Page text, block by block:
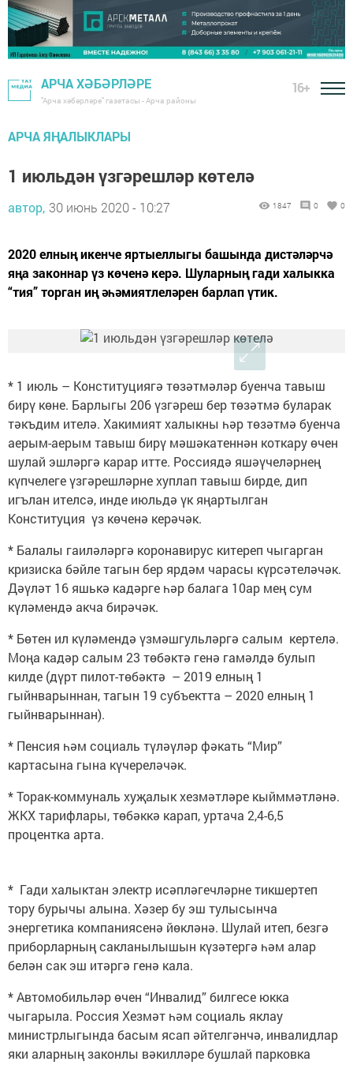
АРЧА ХӘБӘРЛӘРЕ
"Арча хәбәрләре" газетасы - Арча районы
16+
АРЧА ЯҢАЛЫКЛАРЫ
1 июльдән үзгәрешләр көтелә
автор, 30 июнь 2020 - 10:27 1847 0 0
2020 елның икенче яртыеллыгы башында дистәләрчә
яңа законнар үз көченә керә. Шуларның гади халыкка
“тия” торган иң әһәмиятлеләрен барлап үтик.
* 1 июль – Конституциягә төзәтмәләр буенча тавыш
бирү көне. Барлыгы 206 үзгәреш бер төзәтмә буларак
тәкъдим ителә. Хакимият халыкны һәр төзәтмә буенча
аерым-аерым тавыш бирү мәшәкатеннән коткару өчен
шулай эшләргә карар итте. Россиядә яшәүчеләрнең
күпчелеге үзгәрешләрне хуплап тавыш бирде, дип
игълан ителсә, инде июльдә үк яңартылган
Конституция үз көченә керәчәк.
* Балалы гаиләләргә коронавирус китереп чыгарган
кризиска бәйле тагын бер ярдәм чарасы күрсәтеләчәк.
Дәүләт 16 яшькә кадәрге һәр балага 10ар мең сум
күләмендә акча бирәчәк.
* Бөтен ил күләмендә үзмәшгульләргә салым кертелә.
Моңа кадәр салым 23 төбәктә генә гамәлдә булып
килде (дүрт пилот-төбәктә – 2019 елның 1
гыйнварыннан, тагын 19 субъектта – 2020 елның 1
гыйнварыннан).
* Пенсия һәм социаль түләүләр фәкать “Мир”
картасына гына күчереләчәк.
* Торак-коммуналь хуҗалык хезмәтләре кыйммәтләнә.
ЖКХ тарифлары, төбәккә карап, уртача 2,4-6,5
процентка арта.
* Гади халыктан электр исәпләгечләрне тикшертеп
тору бурычы алына. Хәзер бу эш тулысынча
энергетика компаниясенә йөкләнә. Шулай итеп, безгә
приборларның сакланылышын күзәтергә һәм алар
белән сак эш итәргә генә кала.
* Автомобильләр өчен “Инвалид” билгесе юкка
чыгарыла. Россия Хезмәт һәм социаль яклау
министрлыгында басым ясап әйтелгәнчә, инвалидлар
яки аларның законлы вәкилләре бушлай парковка